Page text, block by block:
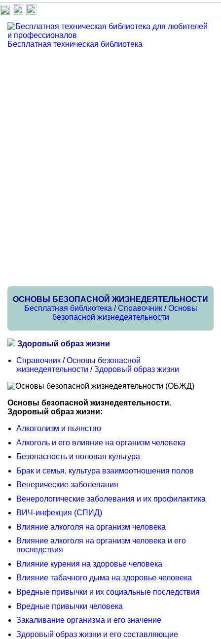
Бесплатная техническая библиотека
ОСНОВЫ БЕЗОПАСНОЙ ЖИЗНЕДЕЯТЕЛЬНОСТИ
Бесплатная библиотека /Справочник/Основы
безопасной жизнедеятельности
Здоровый образ жизни
Справочник /Основы безопасной
жизнедеятельности /Здоровый образ жизни
Основы безопасной жизнедеятельности.
Здоровый образ жизни:
Алкоголизм и пьянство
Алкоголь и его влияние на организм человека
Безопасность и половая культура
Брак и семья, культура взаимоотношения полов
Венерические заболевания
Венерологические заболевания и их профилактика
ВИЧ-инфекция (СПИД)
Влияние алкоголя на организм человека
Влияние алкоголя на организм человека и его
последствия
Влияние курения на здоровье человека
Влияние табачного дыма на здоровье человека
Вредные привычки и их социальные последствия
Вредные привычки человека
Закаливание организма и его значение
Здоровый образ жизни и его составляющие